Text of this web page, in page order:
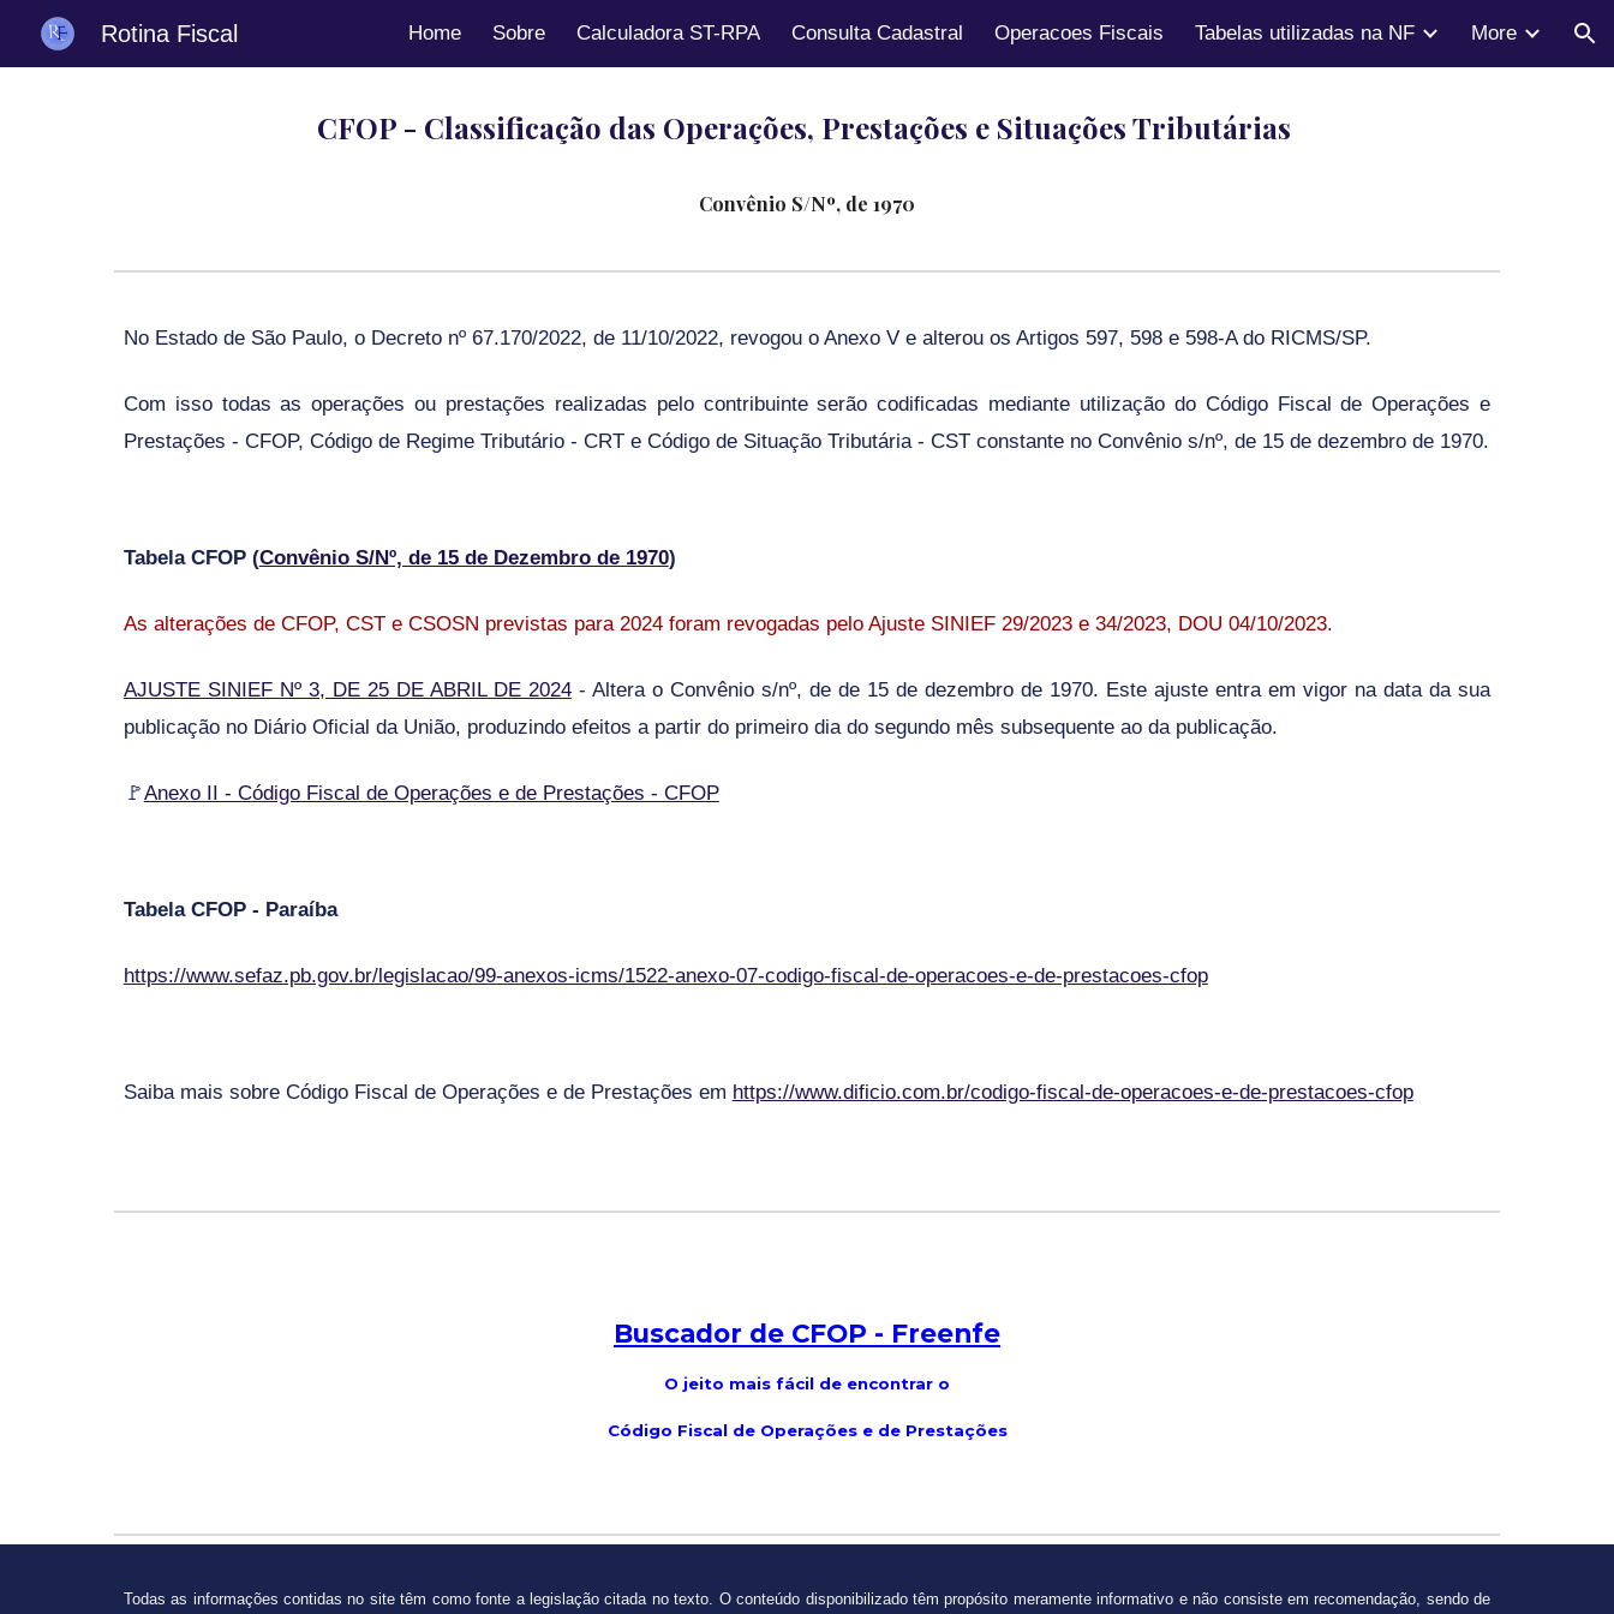
Skip to main content Skip to navigation
Rotina Fiscal Home Sobre Calculadora ST-RPA Consulta Cadastral Operacoes Fiscais Tabelas utilizadas na NF More
CFOP - Classificação das Operações, Prestações e Situações Tributárias
Convênio S/Nº, de 1970
No Estado de São Paulo, o Decreto nº 67.170/2022, de 11/10/2022, revogou o Anexo V e alterou os Artigos 597, 598 e 598-A do RICMS/SP.
Com isso todas as operações ou prestações realizadas pelo contribuinte serão codificadas mediante utilização do Código Fiscal de Operações e
Prestações - CFOP, Código de Regime Tributário - CRT e Código de Situação Tributária - CST constante no Convênio s/nº, de 15 de dezembro de 1970.
Tabela CFOP (Convênio S/Nº, de 15 de Dezembro de 1970)
As alterações de CFOP, CST e CSOSN previstas para 2024 foram revogadas pelo Ajuste SINIEF 29/2023 e 34/2023, DOU 04/10/2023.
AJUSTE SINIEF Nº 3, DE 25 DE ABRIL DE 2024- Altera o Convênio s/nº, de de 15 de dezembro de 1970. Este ajuste entra em vigor na data da sua
publicação no Diário Oficial da União, produzindo efeitos a partir do primeiro dia do segundo mês subsequente ao da publicação.
🚩Anexo II - Código Fiscal de Operações e de Prestações - CFOP
Tabela CFOP - Paraíba
https://www.sefaz.pb.gov.br/legislacao/99-anexos-icms/1522-anexo-07-codigo-fiscal-de-operacoes-e-de-prestacoes-cfop
Saiba mais sobre Código Fiscal de Operações e de Prestações em https://www.dificio.com.br/codigo-fiscal-de-operacoes-e-de-prestacoes-cfop
Buscador de CFOP - Freenfe
O jeito mais fácil de encontrar o
Código Fiscal de Operações e de Prestações
Todas as informações contidas no site têm como fonte a legislação citada no texto. O conteúdo disponibilizado têm propósito meramente informativo e não consiste em recomendação, sendo de